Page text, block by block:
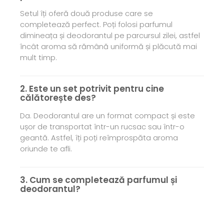
Setul îți oferă două produse care se
completează perfect. Poți folosi parfumul
dimineața și deodorantul pe parcursul zilei, astfel
încât aroma să rămână uniformă și plăcută mai
mult timp.
2. Este un set potrivit pentru cine
călătorește des?
Da. Deodorantul are un format compact și este
ușor de transportat într-un rucsac sau într-o
geantă. Astfel, îți poți reîmprospăta aroma
oriunde te afli.
3. Cum se completează parfumul și
deodorantul?